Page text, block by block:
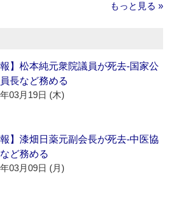
もっと見る »
報】松本純元衆院議員が死去‐国家公
長など務める
03月19日 (木)
報】漆畑日薬元副会長が死去‐中医協
ど務める
03月09日 (月)